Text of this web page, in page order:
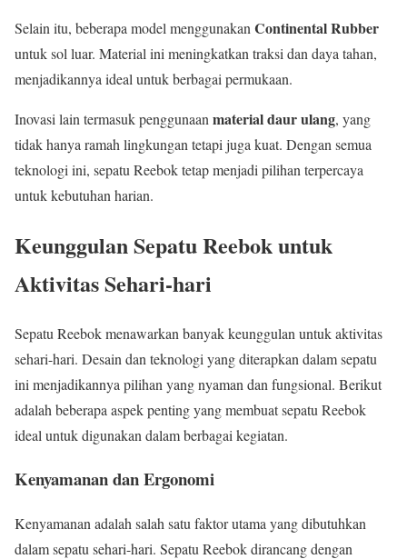
Selain itu, beberapa model menggunakan Continental Rubber
untuk sol luar. Material ini meningkatkan traksi dan daya tahan,
menjadikannya ideal untuk berbagai permukaan.
Inovasi lain termasuk penggunaan material daur ulang, yang
tidak hanya ramah lingkungan tetapi juga kuat. Dengan semua
teknologi ini, sepatu Reebok tetap menjadi pilihan terpercaya
untuk kebutuhan harian.
Keunggulan Sepatu Reebok untuk
Aktivitas Sehari-hari
Sepatu Reebok menawarkan banyak keunggulan untuk aktivitas
sehari-hari. Desain dan teknologi yang diterapkan dalam sepatu
ini menjadikannya pilihan yang nyaman dan fungsional. Berikut
adalah beberapa aspek penting yang membuat sepatu Reebok
ideal untuk digunakan dalam berbagai kegiatan.
Kenyamanan dan Ergonomi
Kenyamanan adalah salah satu faktor utama yang dibutuhkan
dalam sepatu sehari-hari. Sepatu Reebok dirancang dengan